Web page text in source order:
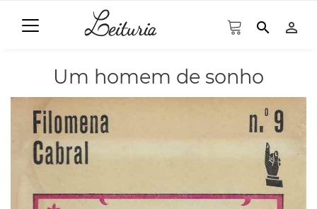
search person_outline
Um homem de sonho